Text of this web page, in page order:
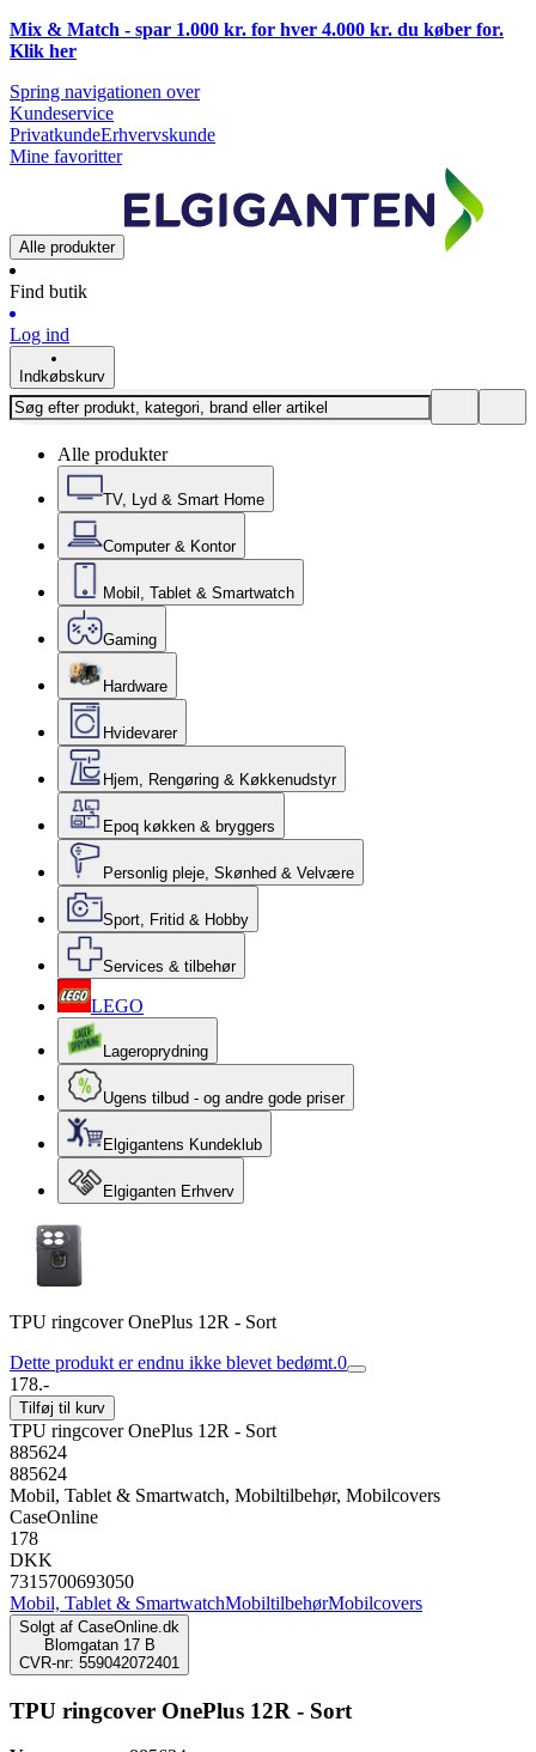
Mix & Match - spar 1.000 kr. for hver 4.000 kr. du køber for.
Klik her
Spring navigationen over
Kundeservice
PrivatkundeErhvervskunde
Mine favoritter
Alle produkter
Find butik
Log ind
Indkøbskurv
Alle produkter
TV, Lyd & Smart Home
Computer & Kontor
Mobil, Tablet & Smartwatch
Gaming
Hardware
Hvidevarer
Hjem, Rengøring & Køkkenudstyr
Epoq køkken & bryggers
Personlig pleje, Skønhed & Velvære
Sport, Fritid & Hobby
Services & tilbehør
LEGO
Lageroprydning
Ugens tilbud - og andre gode priser
Elgigantens Kundeklub
Elgiganten Erhverv
TPU ringcover OnePlus 12R - Sort
Dette produkt er endnu ikke blevet bedømt.0
178.-
Tilføj til kurv
TPU ringcover OnePlus 12R - Sort
885624
885624
Mobil, Tablet & Smartwatch, Mobiltilbehør, Mobilcovers
CaseOnline
178
DKK
7315700693050
Mobil, Tablet & SmartwatchMobiltilbehørMobilcovers
Solgt af CaseOnline.dk
Blomgatan 17 B
CVR-nr: 559042072401
TPU ringcover OnePlus 12R - Sort